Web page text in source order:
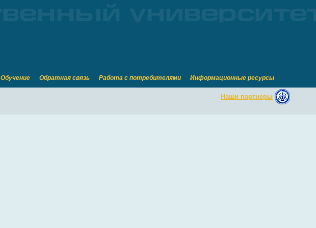
Обучение Обратная связь Работа с потребителями Информационные ресурсы
Наши партнеры